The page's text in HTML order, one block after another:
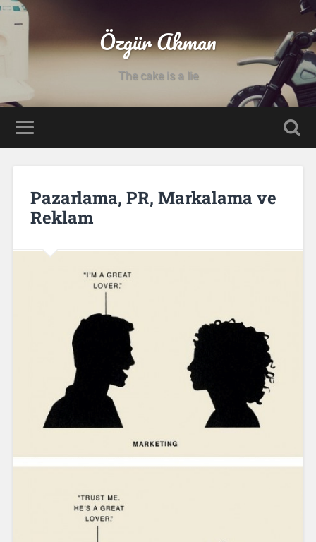
Özgür Akman
The cake is a lie
Pazarlama, PR, Markalama ve
Reklam